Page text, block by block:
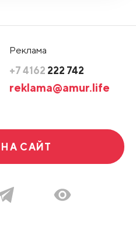
Реклама
+7 4162 222 742
reklama@amur.life
САЙТ